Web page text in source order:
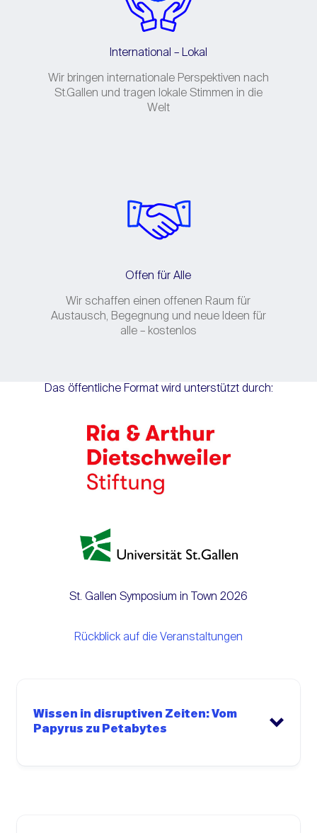
International – Lokal
Wir bringen internationale Perspektiven nach
St.Gallen und tragen lokale Stimmen in die
Welt
Offen für Alle
Wir schaffen einen offenen Raum für
Austausch, Begegnung und neue Ideen für
alle – kostenlos
Das öffentliche Format wird unterstützt durch:
St. Gallen Symposium in Town 2026
Rückblick auf die Veranstaltungen
Wissen in disruptiven Zeiten: Vom
Papyrus zu Petabytes